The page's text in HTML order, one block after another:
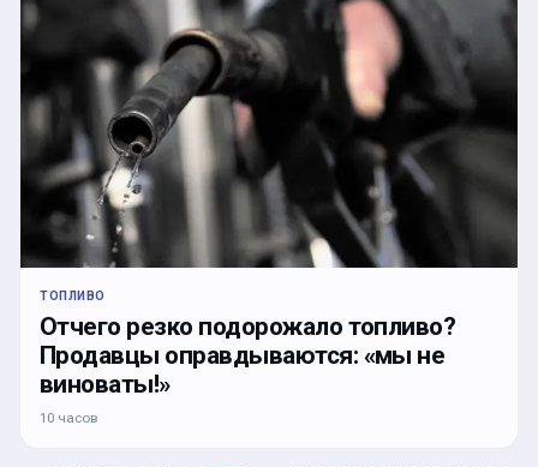
ТОПЛИВО
Отчего резко подорожало топливо?
Продавцы оправдываются: «мы не
виноваты!»
10 часов